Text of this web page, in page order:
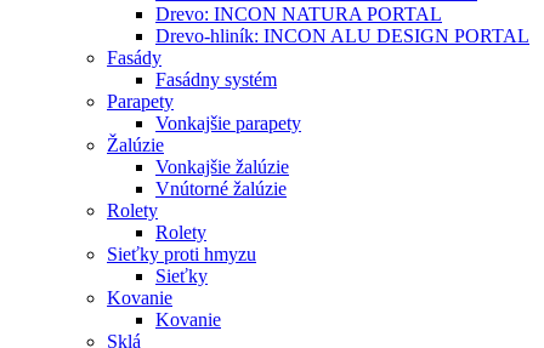
Drevo: INCON NATURA PORTAL
Drevo-hliník: INCON ALU DESIGN PORTAL
Fasády
Fasádny systém
Parapety
Vonkajšie parapety
Žalúzie
Vonkajšie žalúzie
Vnútorné žalúzie
Rolety
Rolety
Sieťky proti hmyzu
Sieťky
Kovanie
Kovanie
Sklá